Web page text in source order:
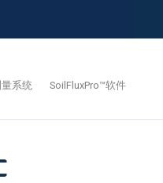
系统
SoilFluxPro™软件